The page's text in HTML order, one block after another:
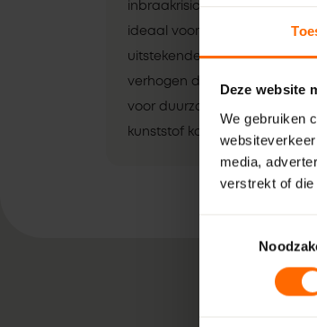
Deze website
We gebruiken
media,
verstrekt of
inbraakrisico’s. Kunststof
ideaal voor deze situaties: ze
uitstekende isolatie tegen
verhogen de veiligheid van
voor duurzaamheid en
kunststof kozijnen.